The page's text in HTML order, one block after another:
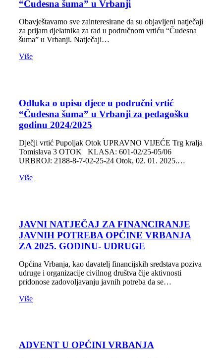
“Čudesna šuma” u Vrbanji
Obavještavamo sve zainteresirane da su objavljeni natječaji
za prijam djelatnika za rad u područnom vrtiću “Čudesna
šuma” u Vrbanji. Natječaji…
Više
Odluka o upisu djece u područni vrtić
“Čudesna šuma” u Vrbanji za pedagošku
godinu 2024/2025
Dječji vrtić Pupoljak Otok UPRAVNO VIJEĆE Trg kralja
Tomislava 3 OTOK KLASA: 601-02/25-05/06
URBROJ: 2188-8-7-02-25-24 Otok, 02. 01. 2025.…
Više
JAVNI NATJEČAJ ZA FINANCIRANJE
JAVNIH POTREBA OPĆINE VRBANJA
ZA 2025. GODINU- UDRUGE
Općina Vrbanja, kao davatelj financijskih sredstava poziva
udruge i organizacije civilnog društva čije aktivnosti
pridonose zadovoljavanju javnih potreba da se…
Više
ADVENT U OPĆINI VRBANJA